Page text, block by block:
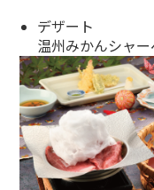
デザート
温州みかんシャー